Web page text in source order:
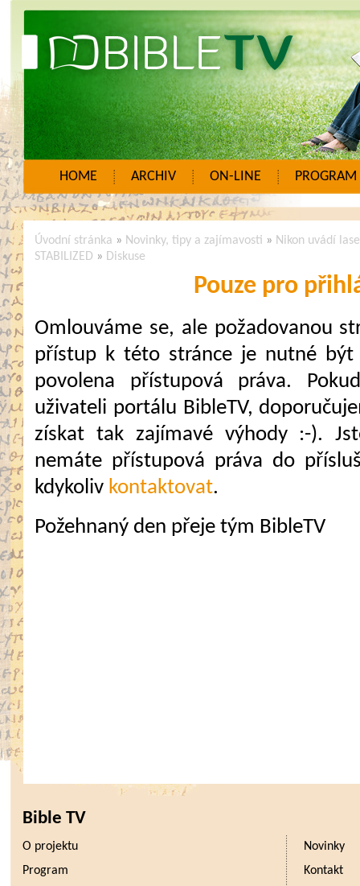
HOME ARCHIV ON-LINE PROGRAM
Úvodní stránka » Novinky, tipy a zajímavosti » Nikon uvádí
STABILIZED » Diskuse
Pouze pro
Omlouváme se, ale požadovanou
přístup k této stránce je nutné
povolena přístupová práva.
uživateli portálu BibleTV,
získat tak zajímavé výhody :-).
nemáte přístupová práva do
kdykoliv kontaktovat.
Požehnaný den přeje tým BibleTV
Bible TV
O projektu
Novinky
Program
Kontakt